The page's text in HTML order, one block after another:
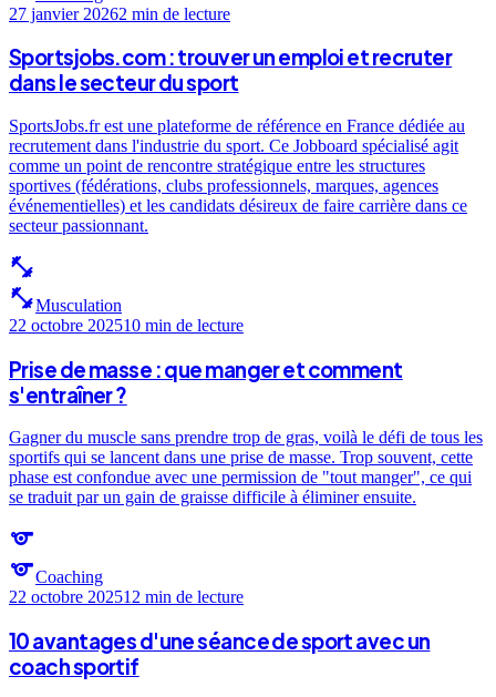
27 janvier 20262 min de lecture
Sportsjobs.com : trouver un emploi et recruter
dans le secteur du sport
SportsJobs.fr est une plateforme de référence en France dédiée au
recrutement dans l'industrie du sport. Ce Jobboard spécialisé agit
comme un point de rencontre stratégique entre les structures
sportives (fédérations, clubs professionnels, marques, agences
événementielles) et les candidats désireux de faire carrière dans ce
secteur passionnant.
fitness_center
fitness_centerMusculation
22 octobre 202510 min de lecture
Prise de masse : que manger et comment
s'entraîner ?
Gagner du muscle sans prendre trop de gras, voilà le défi de tous les
sportifs qui se lancent dans une prise de masse. Trop souvent, cette
phase est confondue avec une permission de "tout manger", ce qui
se traduit par un gain de graisse difficile à éliminer ensuite.
sports
sportsCoaching
22 octobre 202512 min de lecture
10 avantages d'une séance de sport avec un
coach sportif